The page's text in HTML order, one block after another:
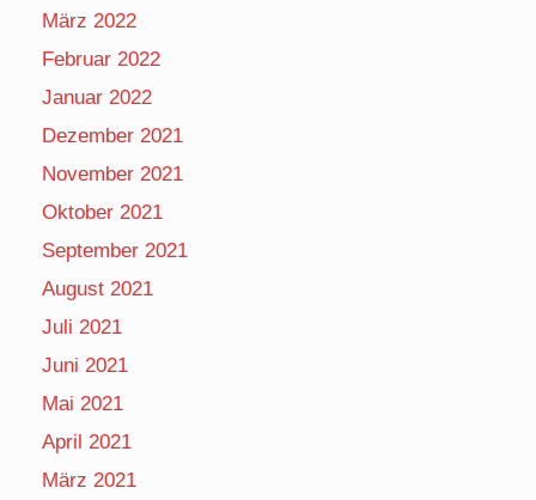
März 2022
Februar 2022
Januar 2022
Dezember 2021
November 2021
Oktober 2021
September 2021
August 2021
Juli 2021
Juni 2021
Mai 2021
April 2021
März 2021